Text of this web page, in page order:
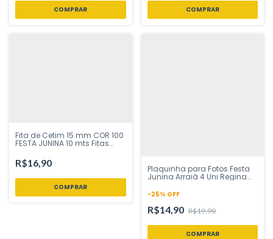
Fita de Cetim 15 mm COR 100
FESTA JUNINA 10 mts Fitas
Loja
R$16,90
Plaquinha para Fotos Festa
Junina Arraiá 4 Uni Regina
Loja
-25% OFF
R$14,90 R$19,90